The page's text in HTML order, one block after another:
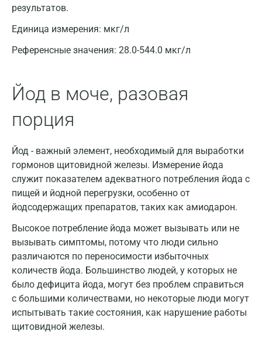
результатов.
Единица измерения: мкг/л
Референсные значения: 28.0-544.0 мкг/л
Йод в моче, разовая
порция
Йод - важный элемент, необходимый для выработки
гормонов щитовидной железы. Измерение йода
служит показателем адекватного потребления йода с
пищей и йодной перегрузки, особенно от
йодсодержащих препаратов, таких как амиодарон.
Высокое потребление йода может вызывать или не
вызывать симптомы, потому что люди сильно
различаются по переносимости избыточных
количеств йода. Большинство людей, у которых не
было дефицита йода, могут без проблем справиться
с большими количествами, но некоторые люди могут
испытывать такие состояния, как нарушение работы
щитовидной железы.
Волгоград
Волжский
Вологда
Всеволожск
Гатчина
Геленджик
Голубое
Дзержинск
Дзержинский
Дмитров
Долгопрудный
Домодедово
Жуковский